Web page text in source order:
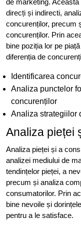
de marketing.
direcți și indirecti,
concurenților, precum
concurenților. Prin
bine poziția lor pe
diferenția de
Identificarea
Analiza punctelor
concurenților
Analiza strategiilor
Analiza pieței
Analiza pieței și a
analizei mediului de
tendințelor pieței, a
precum și analiza
consumatorilor. Prin
bine nevoile și
pentru a le satisface.